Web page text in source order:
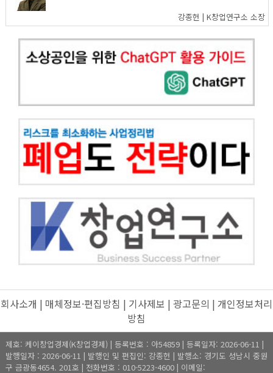
강종헌 | K창업연구소 소장
회사소개 | 매체정보·편집방침 | 기사제보 | 광고문의 | 개인정보처리
방침
제호: 케이창업경제(K창업경제) | 등록번호 : 아54859 | 등록일자: 2026-06-11 |
발행일자 : 2026-06-11 | 발행인 및 편집인: 강종헌 | 발행소: 경기도 성남시 중원
구 금광동4654. 201호 | 전화번호 : 010-5223-4600 | 이메일: